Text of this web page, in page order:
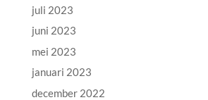
juli 2023
juni 2023
mei 2023
januari 2023
december 2022